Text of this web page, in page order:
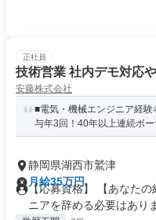
正社員
技術営業 社内デモ対応
安藤株式会社
■電気・機械エンジニア経
与年3回！40年以上連続ボー
静岡県湖西市鷲津
月給35万円
【応募資格】 【あなた
ニアを辞める必要はあり